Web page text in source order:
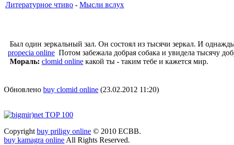
Литературное чтиво - Мысли вслух
Был один зеркальный зал. Он состоял из тысячи зеркал. И
propecia online Потом забежала добрая собака и увидела тысячу
Мораль: clomid online какой ты - таким тебе и кажется мир.
Обновлено buy clomid online (23.02.2012 11:20)
Copyright buy priligy online © 2010 ЕСВВ.
buy kamagra online All Rights Reserved.